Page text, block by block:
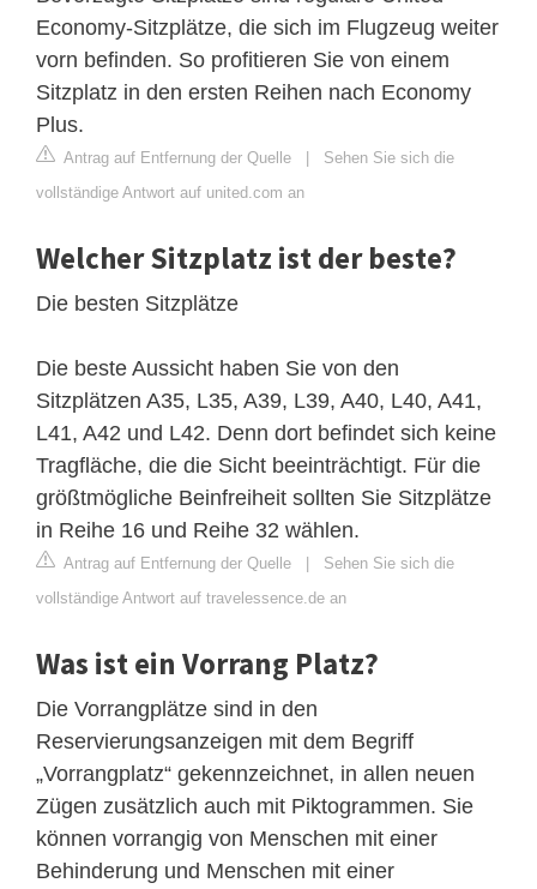
Economy-Sitzplätze, die sich im Flugzeug weiter
vorn befinden. So profitieren Sie von einem
Sitzplatz in den ersten Reihen nach Economy
Plus.
Antrag auf Entfernung der Quelle | Sehen Sie sich die
vollständige Antwort auf united.com an
Welcher Sitzplatz ist der beste?
Die besten Sitzplätze
Die beste Aussicht haben Sie von den
Sitzplätzen A35, L35, A39, L39, A40, L40, A41,
L41, A42 und L42. Denn dort befindet sich keine
Tragfläche, die die Sicht beeinträchtigt. Für die
größtmögliche Beinfreiheit sollten Sie Sitzplätze
in Reihe 16 und Reihe 32 wählen.
Antrag auf Entfernung der Quelle | Sehen Sie sich die
vollständige Antwort auf travelessence.de an
Was ist ein Vorrang Platz?
Die Vorrangplätze sind in den
Reservierungsanzeigen mit dem Begriff
„Vorrangplatz“ gekennzeichnet, in allen neuen
Zügen zusätzlich auch mit Piktogrammen. Sie
können vorrangig von Menschen mit einer
Behinderung und Menschen mit einer